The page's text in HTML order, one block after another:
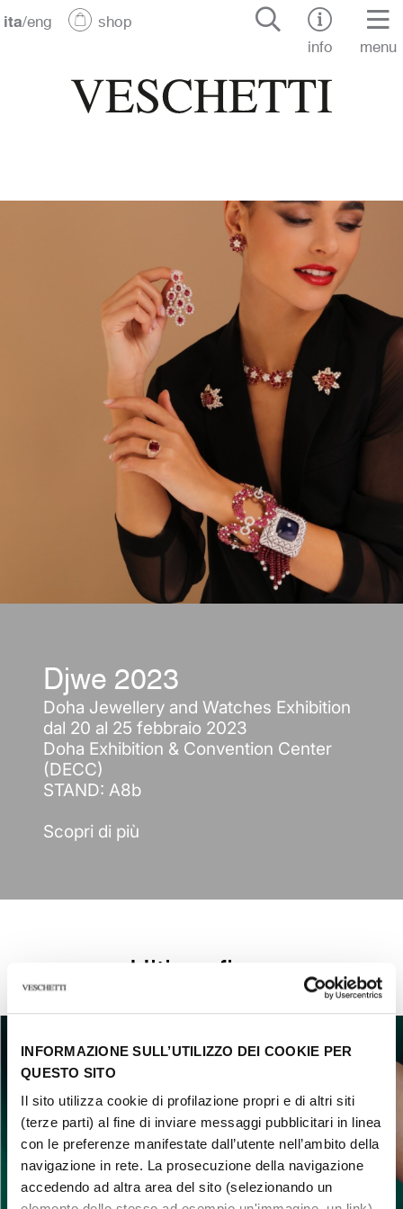
INFORMAZIONE SULL’UTILIZZO DEI COOKIE PER
QUESTO SITO
Il sito utilizza cookie di profilazione propri e di altri siti
(terze parti) al fine di inviare messaggi pubblicitari in linea
con le preferenze manifestate dall’utente nell’ambito della
navigazione in rete. La prosecuzione della navigazione
accedendo ad altra area del sito (selezionando un
ita/eng
shop
info
menu
Djwe 2023
Doha Jewellery and Watches Exhibition
dal 20 al 25 febbraio 2023
Doha Exhibition & Convention Center
(DECC)
STAND: A8b
Scopri di più
Ultime fiere